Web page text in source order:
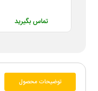
تماس بگیرید
توضیحات محصول